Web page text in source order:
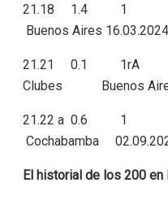
Buenos Aires 16.03.2024
21.21 0.1 1rA
Clubes Buenos Aires
21.22
Cochabamba
El historial de los 200